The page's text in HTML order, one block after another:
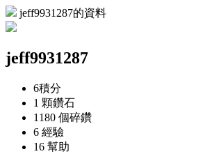
jeff9931287的資料
jeff9931287
6積分
1 顆鑽石
1180 個碎鑽
6 經驗
16 幫助